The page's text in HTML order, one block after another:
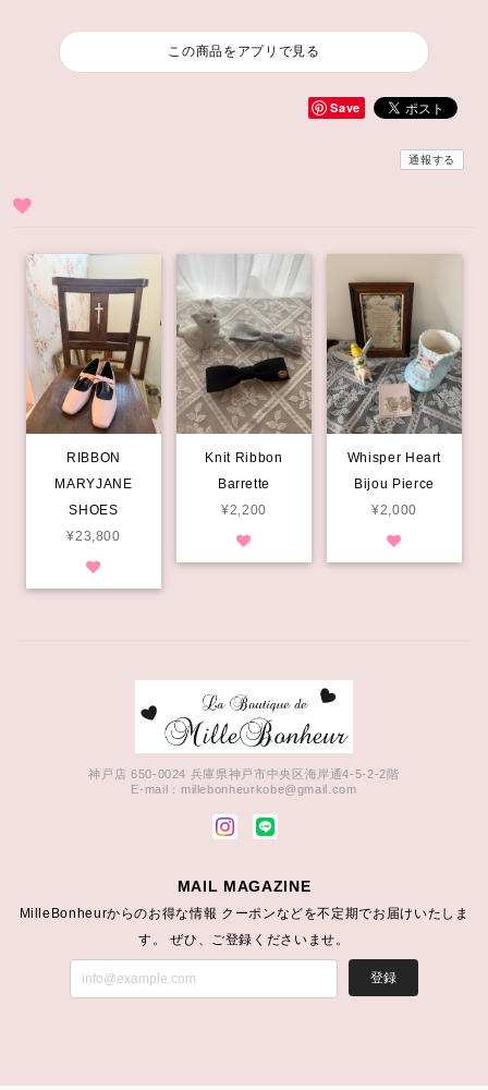
この商品をアプリで見る
Save
通報する
RIBBON
MARYJANE
SHOES
¥23,800
Knit Ribbon
Barrette
¥2,200
Whisper Heart
Bijou Pierce
¥2,000
神戸店 650-0024 兵庫県神戸市中央区海岸通4-5-2-2階
E-mail： millebonheurkobe@gmail.com
MAIL MAGAZINE
MilleBonheurからのお得な情報 クーポンなどを不定期でお届けいたしま
す。 ぜひ、ご登録くださいませ。
登録